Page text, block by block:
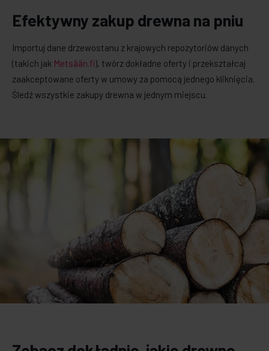
Efektywny zakup drewna na pniu
Importuj dane drzewostanu z krajowych repozytoriów danych
(takich jak Metsään.fi), twórz dokładne oferty i przekształcaj
zaakceptowane oferty w umowy za pomocą jednego kliknięcia.
Śledź wszystkie zakupy drewna w jednym miejscu.